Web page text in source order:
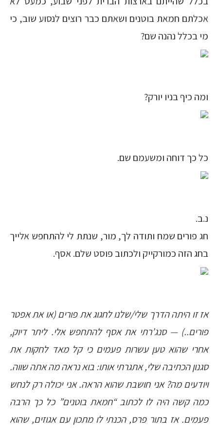
אכלתם חמאת בוטנים ושאתם כבר רוצים לנסוע שוב, כי
מי בכלל נהנה שם?
ומה כיף בניו יורק?
כל כך דוחה ומשעמם שם.
נ.ב.
חג פורים שמח ותודה לך, מור, שנתת לי להתחפש אלייך
בחג הזה כמורקייק ולכתוב פוסט שלם. אסף.
אז זו היתה הדרך שלי/שלנו לחגוג את פורים (או את אפטר
פורים..) — סנג’רתי את אסף להתחפש אלי. ליתר דיוק,
אחרי שהוא טען עשרות פעמים כי קל מאד לחקות את
סגנון הכתיבה שלי, אתגרתי אותו: בוא נראה מה אתה שווה.
ויודעים מה? אני חושבת שהוא הראה. אני יכולה רק לנחש
כמה קשה היה לו לכתוב “חמאת בוטנים” כל כך הרבה
פעמים. אז בתור פרס, הכנתי לו מתכון עם אגוזים, שהוא